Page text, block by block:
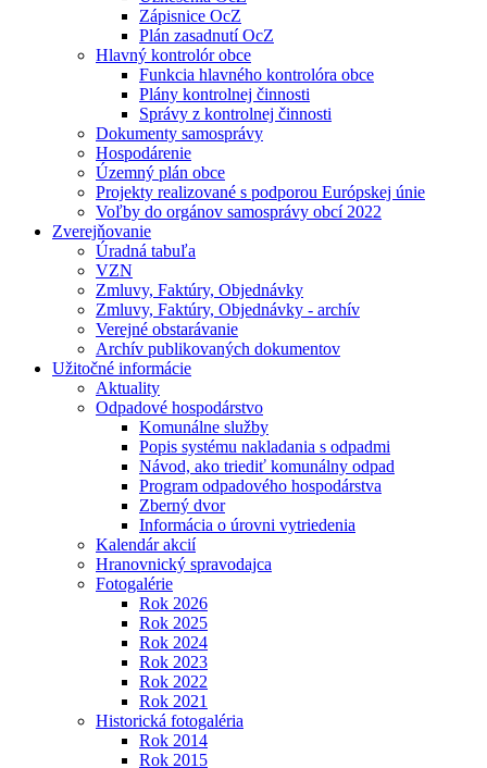
Zápisnice OcZ
Plán zasadnutí OcZ
Hlavný kontrolór obce
Funkcia hlavného kontrolóra obce
Plány kontrolnej činnosti
Správy z kontrolnej činnosti
Dokumenty samosprávy
Hospodárenie
Územný plán obce
Projekty realizované s podporou Európskej únie
Voľby do orgánov samosprávy obcí 2022
Zverejňovanie
Úradná tabuľa
VZN
Zmluvy, Faktúry, Objednávky
Zmluvy, Faktúry, Objednávky - archív
Verejné obstarávanie
Archív publikovaných dokumentov
Užitočné informácie
Aktuality
Odpadové hospodárstvo
Komunálne služby
Popis systému nakladania s odpadmi
Návod, ako triediť komunálny odpad
Program odpadového hospodárstva
Zberný dvor
Informácia o úrovni vytriedenia
Kalendár akcií
Hranovnický spravodajca
Fotogalérie
Rok 2026
Rok 2025
Rok 2024
Rok 2023
Rok 2022
Rok 2021
Historická fotogaléria
Rok 2014
Rok 2015